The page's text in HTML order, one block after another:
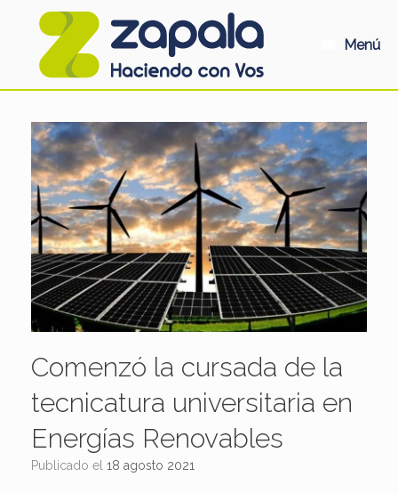
Menú
Comenzó la cursada de la
tecnicatura universitaria en
Energías Renovables
Publicado el 18 agosto 2021